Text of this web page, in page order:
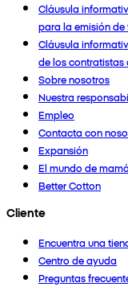
Cláusula
para la emisión de
Cláusula
de los contratistas
Sobre nosotros
Nuestra
Empleo
Contacta con
Expansión
El mundo de
Better Cotton
Cliente
Encuentra una
Centro de ayuda
Preguntas